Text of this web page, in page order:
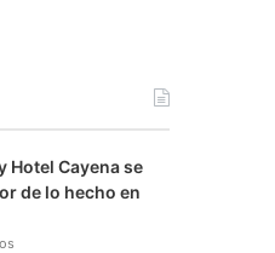
a
a
m
Hotel Cayena se
de lo hecho en